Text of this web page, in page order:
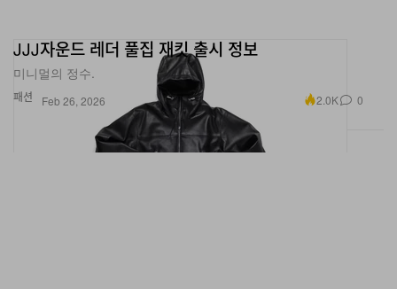
패션
JJJ자운드 레더 풀집 재킷 출시 정보
미니멀의 정수.
Feb 26, 2026 2.0K 0